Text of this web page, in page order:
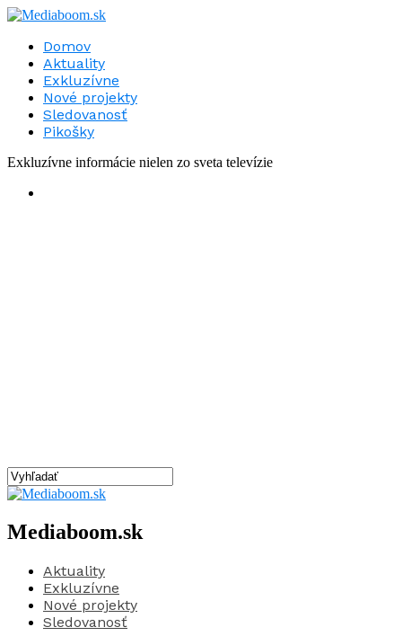
Domov
Aktuality
Exkluzívne
Nové projekty
Sledovanosť
Pikošky
Exkluzívne informácie nielen zo sveta televízie
Mediaboom.sk
Aktuality
Exkluzívne
Nové projekty
Sledovanosť